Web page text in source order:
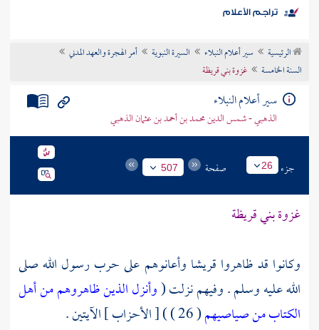
موضوعي
تراجم الأعلام
الرئيسية سير أعلام النبلاء السيرة النبوية
أمر الهجرة والعهد المدني
السنة الخامسة
غزوة بني قريظة
سير أعلام النبلاء
الذهبي - شمس الدين محمد بن أحمد بن عثمان الذهبي
جزء 26 صفحة 507
غزوة بني قريظة
وكانوا قد ظاهروا قريشا وأعانوهم على حرب رسول الله صلى
الله عليه وسلم . وفيهم نزلت (وأنزل الذين ظاهروهم من أهل
الكتاب من صياصيهم( 26 ) ) [ الأحزاب ] الآيتين .